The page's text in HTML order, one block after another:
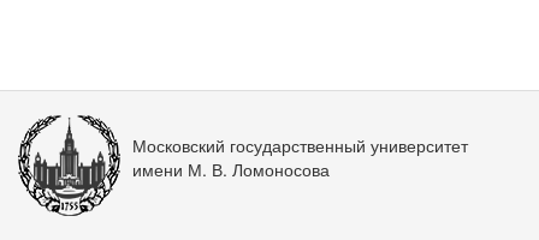
Московский государственный университет
имени М. В. Ломоносова